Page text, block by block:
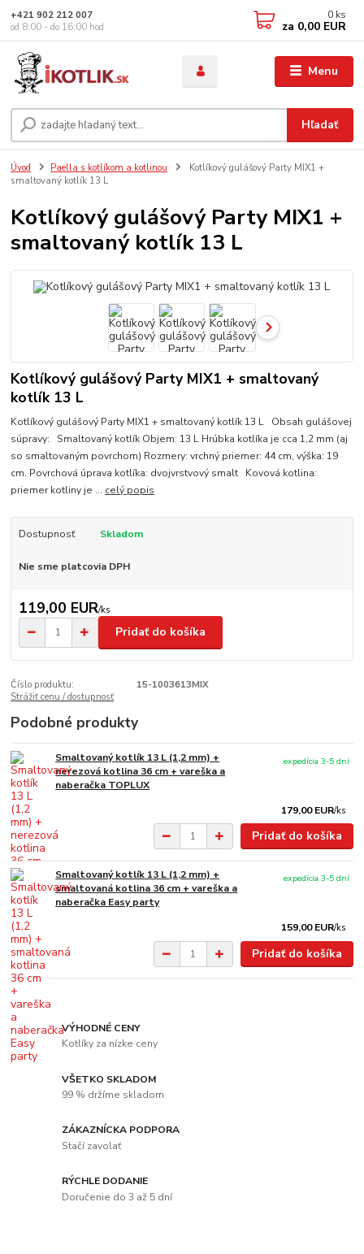
Menu
Hľadať
+421 902 212 007
od 8:00 - do 16:00 hod
0 ks
za 0,00 EUR
Úvod Paella s kotlíkom a kotlinou
Kotlíkový gulášový Party MIX1 +
smaltovaný kotlík 13 L
Kotlíkový gulášový Party MIX1 +
smaltovaný kotlík 13 L
Kotlíkový gulášový Party MIX1 + smaltovaný
kotlík 13 L
Kotlíkový gulášový Party MIX1 + smaltovaný kotlík 13 L Obsah gulášovej
súpravy: Smaltovaný kotlík Objem: 13 L Hrúbka kotlíka je cca 1,2 mm (aj
so smaltovaným povrchom) Rozmery: vrchný priemer: 44 cm, výška: 19
cm. Povrchová úprava kotlíka: dvojvrstvový smalt Kovová kotlina:
priemer kotliny je ... celý popis
Dostupnosť Skladom
Nie sme platcovia DPH
119,00 EUR/ks
Pridať do košíka
Číslo produktu:
15-1003613MIX
Strážiť cenu / dostupnosť
Podobné produkty
Smaltovaný kotlík 13 L (1,2 mm) +
nerezová kotlina 36 cm + vareška a
naberačka TOPLUX
179,00 EUR/ks
expedícia 3-5 dní
Pridať do košíka
Smaltovaný kotlík 13 L (1,2 mm) +
smaltovaná kotlina 36 cm + vareška a
naberačka Easy party
159,00 EUR/ks
expedícia 3-5 dní
Pridať do košíka
VÝHODNÉ CENY
Kotlíky za nízke ceny
VŠETKO SKLADOM
99 % držíme skladom
ZÁKAZNÍCKA PODPORA
Stačí zavolať
RÝCHLE DODANIE
Doručenie do 3 až 5 dní